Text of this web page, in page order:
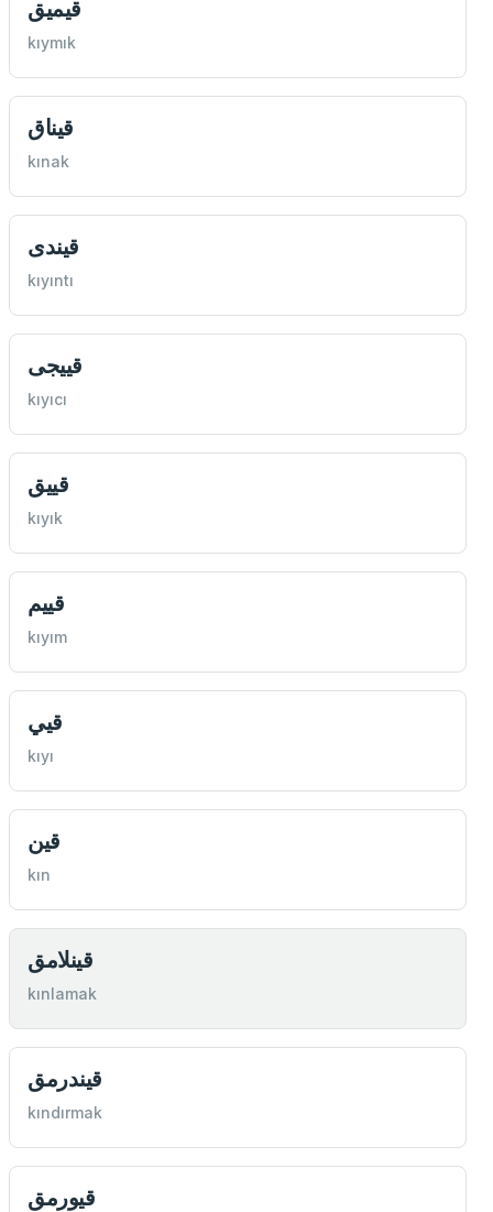
قيميق
kıymık
قيناق
kınak
قيندی
kıyıntı
قييجی
kıyıcı
قييق
kıyık
قييم
kıyım
قيي
kıyı
قين
kın
قينلامق
kınlamak
قيندرمق
kındırmak
قيورمق